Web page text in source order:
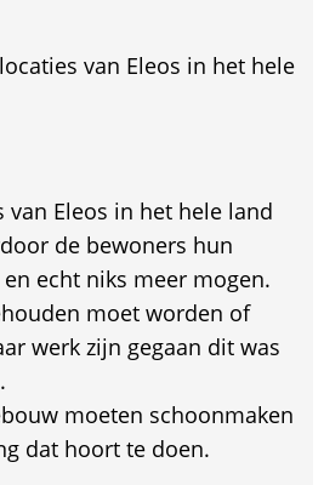
van Eleos in het hele
van Eleos in het hele land
de bewoners hun
echt niks meer mogen.
moet worden of
werk zijn gegaan dit was
moeten schoonmaken
dat hoort te doen.